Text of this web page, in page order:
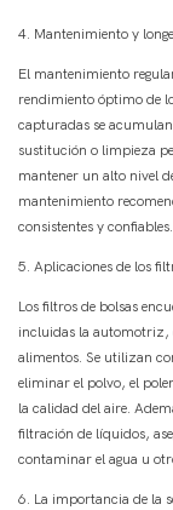
4. Mantenimiento y
El mantenimiento
rendimiento óptimo de
capturadas se
sustitución o limpieza
mantener un alto nivel
mantenimiento
consistentes y confiables.
5. Aplicaciones de los
Los filtros de bolsas
incluidas la automotriz,
alimentos. Se utilizan
eliminar el polvo, el
la calidad del aire.
filtración de líquidos,
contaminar el agua u
6. La importancia de la